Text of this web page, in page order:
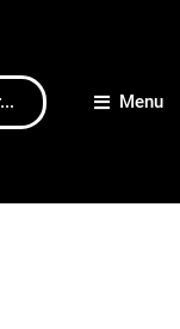
Menu